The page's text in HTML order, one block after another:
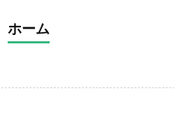
ホーム